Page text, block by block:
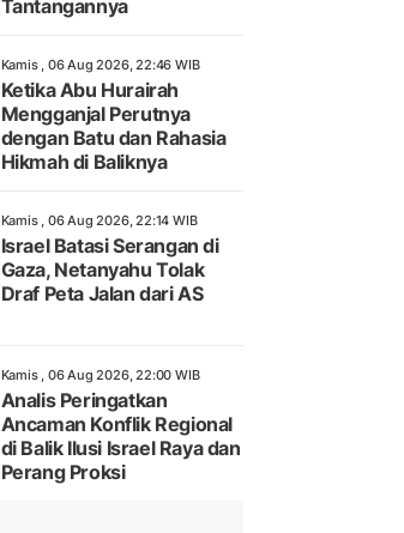
Tantangannya
Kamis , 06 Aug 2026, 22:46 WIB
Ketika Abu Hurairah
Mengganjal Perutnya
dengan Batu dan Rahasia
Hikmah di Baliknya
Kamis , 06 Aug 2026, 22:14 WIB
Israel Batasi Serangan di
Gaza, Netanyahu Tolak
Draf Peta Jalan dari AS
Kamis , 06 Aug 2026, 22:00 WIB
Analis Peringatkan
Ancaman Konflik Regional
di Balik Ilusi Israel Raya dan
Perang Proksi